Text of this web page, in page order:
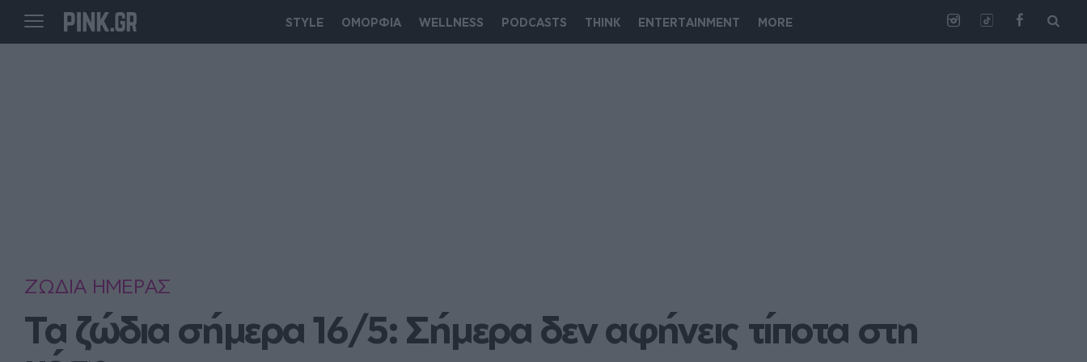
STYLE ΟΜΟΡΦΙΑ WELLNESS PODCASTS THINK ENTERTAINMENT MORE
ΖΩΔΙΑ ΗΜΕΡΑΣ
Τα ζώδια σήμερα 16/5: Σήμερα δεν αφήνεις τίποτα στη